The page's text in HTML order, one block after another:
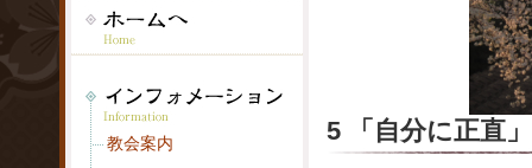
教会案内
5 「自分に正直